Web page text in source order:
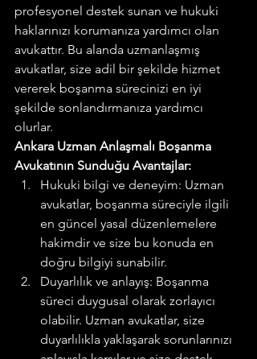
profesyonel destek sunan ve hukuki
haklarınızı korumanıza yardımcı olan
avukattır. Bu alanda uzmanlaşmış
avukatlar, size adil bir şekilde hizmet
vererek boşanma sürecinizi en iyi
şekilde sonlandırmanıza yardımcı
olurlar.
Ankara Uzman Anlaşmalı Boşanma
Avukatının Sunduğu Avantajlar:
Hukuki bilgi ve deneyim: Uzman
avukatlar, boşanma süreciyle ilgili
en güncel yasal düzenlemelere
hakimdir ve size bu konuda en
doğru bilgiyi sunabilir.
Duyarlılık ve anlayış: Boşanma
süreci duygusal olarak zorlayıcı
olabilir. Uzman avukatlar, size
duyarlılıkla yaklaşarak sorunlarınızı